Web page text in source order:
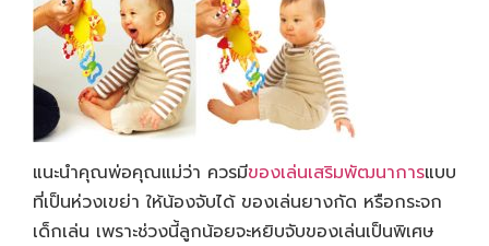
แนะนำคุณพ่อคุณแม่ว่า ควรมีของเล่นเสริมพัฒนาการแบบ
ที่เป็นห่วงเขย่า ให้น้องจับได้ ของเล่นยางกัด หรือกระจก
เด็กเล่น เพราะช่วงนี้ลูกน้อยจะหยิบจับของเล่นเป็นพิเศษ